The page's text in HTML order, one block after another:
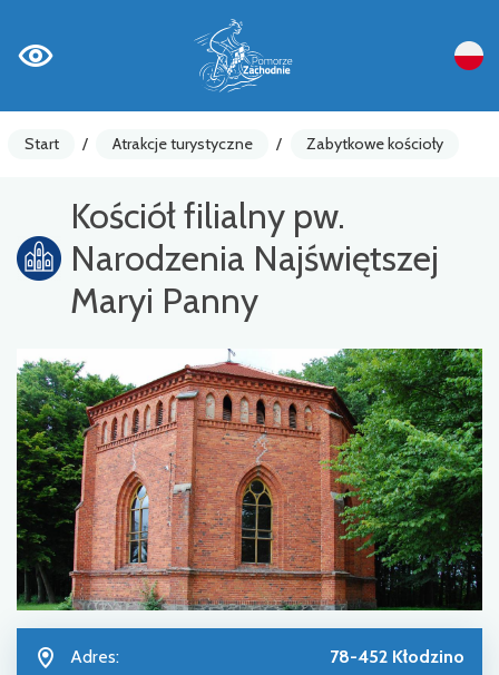
Start / Atrakcje turystyczne / Zabytkowe kościoły
Kościół filialny pw.
Narodzenia Najświętszej
Maryi Panny
Adres:
78-452 Kłodzino